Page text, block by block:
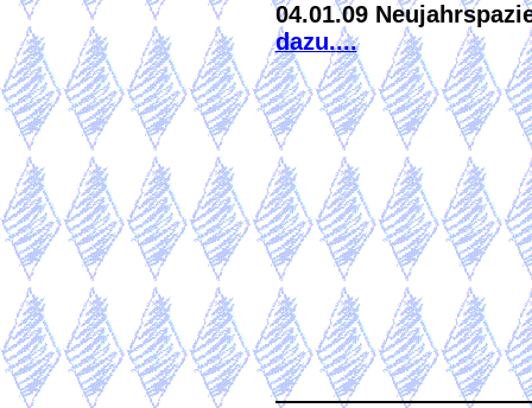
04.01.09
dazu....